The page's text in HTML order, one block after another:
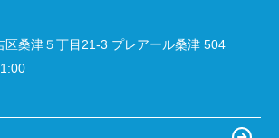
区桑津５丁目21-3 プレアール桑津 504